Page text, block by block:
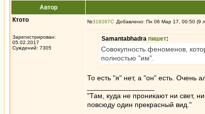
Автор
Ктото
Зарегистрирован:
05.02.2017
Суждений: 7305
№318267 Добавлено: Пн 06 Мар 17, 00:50 (9
Samantabhadra пишет:
Совокупность феноменов,
полностью "им".
То есть "я" нет, а "он" есть. Очень
"Там, куда не проникают ни свет, ни
повсюду один прекрасный вид."